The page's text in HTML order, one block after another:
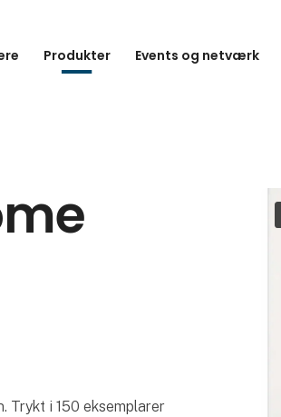
Produkter Events og netværk
Trykt i 150 eksemplarer